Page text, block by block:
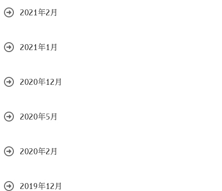
2021年2月
2021年1月
2020年12月
2020年5月
2020年2月
2019年12月